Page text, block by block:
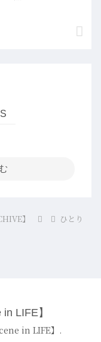
】
ひとり
LIFE】
in LIFE】.